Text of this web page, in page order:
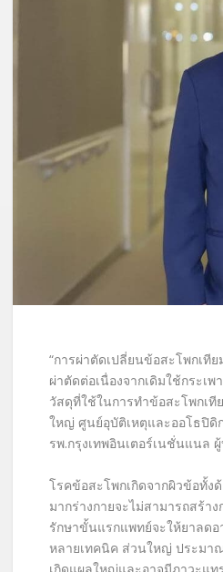
“การผ่าตัดเปลี่ยนข้อสะโพกเที
ผ่าตัดต่อเนื่องจากเดิมใช้กระเ
วัสดุที่ใช้ในการทำข้อสะโพกเ
ใหญ่ ศูนย์อุบัติเหตุและออโธปิดิ
รพ.กรุงเทพอินเตอร์เนชั่นแนล
โรคข้อสะโพกเกิดจากผิวข้อทั้ง
มากร่างกายจะไม่สามารถสร้
รักษาขั้นแรกแพทย์จะให้ยาลด
หลายเทคนิค ส่วนใหญ่ ประมา